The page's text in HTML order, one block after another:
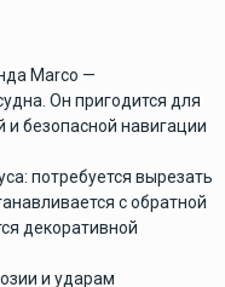
Marco —
Он пригодится для
безопасной навигации
потребуется вырезать
с обратной
декоративной
и ударам